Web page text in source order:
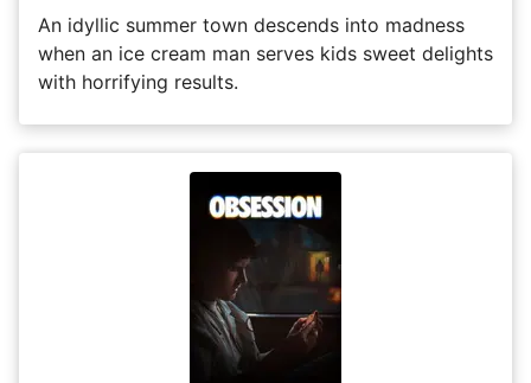
An idyllic summer town descends into madness
when an ice cream man serves kids sweet delights
with horrifying results.